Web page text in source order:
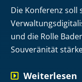
Die Konferenz
und die Rolle
Souveränität
Weiterlesen